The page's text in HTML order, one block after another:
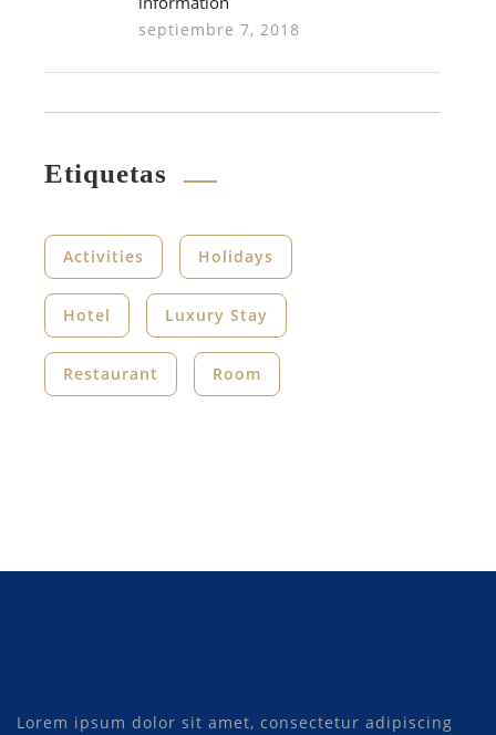
septiembre 7, 2018
Etiquetas
Activities Holidays
Hotel Luxury Stay
Restaurant Room
Lorem ipsum dolor sit amet, consectetur adipiscing